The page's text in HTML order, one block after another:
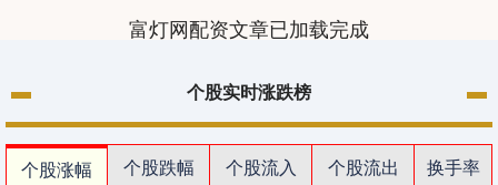
富灯网配资文章已加载完成
个股实时涨跌榜
个股涨幅 个股跌幅 个股流入 个股流出
换手率